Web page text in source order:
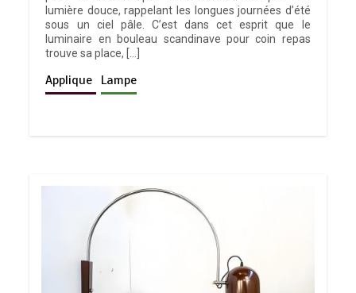
lumière douce, rappelant les longues journées d’été
sous un ciel pâle. C’est dans cet esprit que le
luminaire en bouleau scandinave pour coin repas
trouve sa place, […]
Applique Lampe